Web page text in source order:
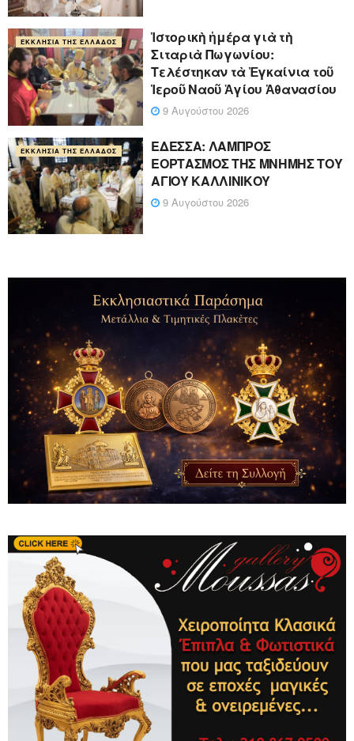
ΕΚΚΛΗΣΊΑ ΤΗΣ ΕΛΛΆΔΟΣ
Ἱστορικὴ ἡμέρα γιὰ τὴ
Σιταριὰ Πωγωνίου:
Τελέστηκαν τὰ Ἐγκαίνια τοῦ
Ἱεροῦ Ναοῦ Ἁγίου Ἀθανασίου
9 Αυγούστου 2026
ΕΚΚΛΗΣΊΑ ΤΗΣ ΕΛΛΆΔΟΣ
ΕΔΕΣΣΑ: ΛΑΜΠΡΟΣ
ΕΟΡΤΑΣΜΟΣ ΤΗΣ ΜΝΗΜΗΣ ΤΟΥ
ΑΓΙΟΥ ΚΑΛΛΙΝΙΚΟΥ
9 Αυγούστου 2026